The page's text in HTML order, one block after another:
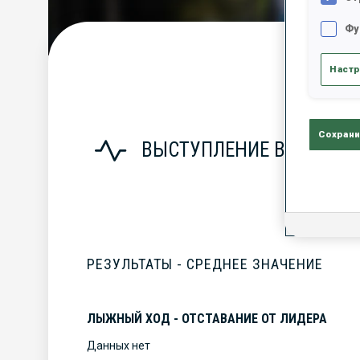
ВЫСТУПЛЕНИЕ В СЕЗОНЕ
РЕЗУЛЬТАТЫ - СРЕДНЕЕ ЗНАЧЕНИЕ
ЛЫЖНЫЙ ХОД - ОТСТАВАНИЕ ОТ ЛИДЕРА
Данных нет